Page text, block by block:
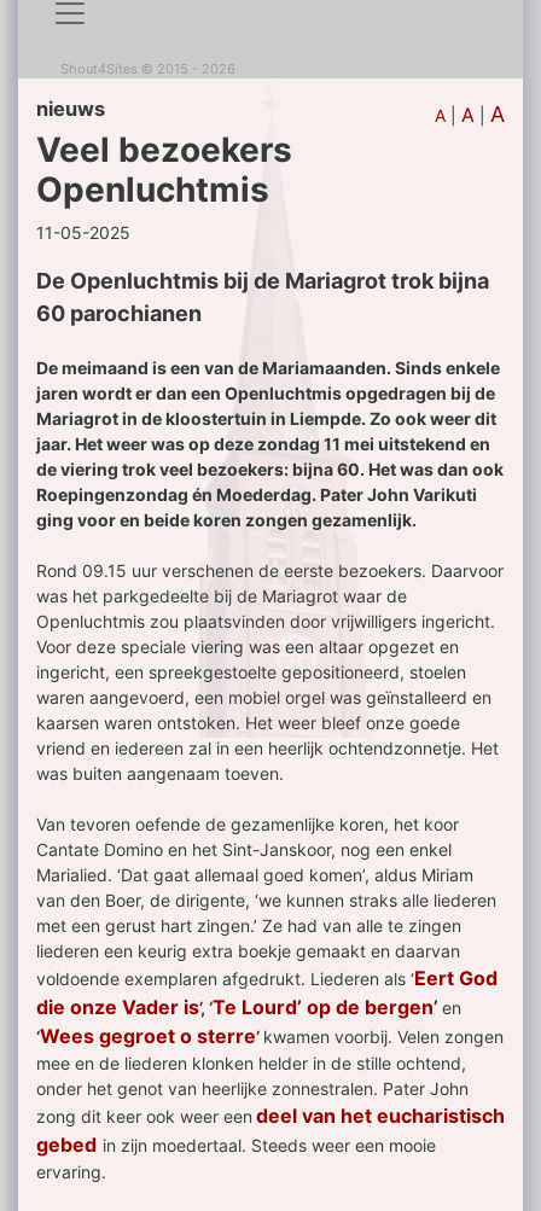
Shout4Sites © 2015 - 2026
A A A
nieuws
Veel bezoekers
Openluchtmis
11-05-2025
De Openluchtmis bij de Mariagrot trok bijna
60 parochianen
De meimaand is een van de Mariamaanden. Sinds enkele
jaren wordt er dan een Openluchtmis opgedragen bij de
Mariagrot in de kloostertuin in Liempde. Zo ook weer dit
jaar. Het weer was op deze zondag 11 mei uitstekend en
de viering trok veel bezoekers: bijna 60. Het was dan ook
Roepingenzondag én Moederdag. Pater John Varikuti
ging voor en beide koren zongen gezamenlijk.
Rond 09.15 uur verschenen de eerste bezoekers. Daarvoor
was het parkgedeelte bij de Mariagrot waar de
Openluchtmis zou plaatsvinden door vrijwilligers ingericht.
Voor deze speciale viering was een altaar opgezet en
ingericht, een spreekgestoelte gepositioneerd, stoelen
waren aangevoerd, een mobiel orgel was geïnstalleerd en
kaarsen waren ontstoken. Het weer bleef onze goede
vriend en iedereen zal in een heerlijk ochtendzonnetje. Het
was buiten aangenaam toeven.
Van tevoren oefende de gezamenlijke koren, het koor
Cantate Domino en het Sint-Janskoor, nog een enkel
Marialied. ‘Dat gaat allemaal goed komen’, aldus Miriam
van den Boer, de dirigente, ‘we kunnen straks alle liederen
met een gerust hart zingen.’ Ze had van alle te zingen
liederen een keurig extra boekje gemaakt en daarvan
voldoende exemplaren afgedrukt. Liederen als ‘Eert God
die onze Vader is’, ‘Te Lourd’ op de bergen’ en
‘Wees gegroet o sterre’ kwamen voorbij. Velen zongen
mee en de liederen klonken helder in de stille ochtend,
onder het genot van heerlijke zonnestralen. Pater John
zong dit keer ook weer een deel van het eucharistisch
gebed in zijn moedertaal. Steeds weer een mooie
ervaring.